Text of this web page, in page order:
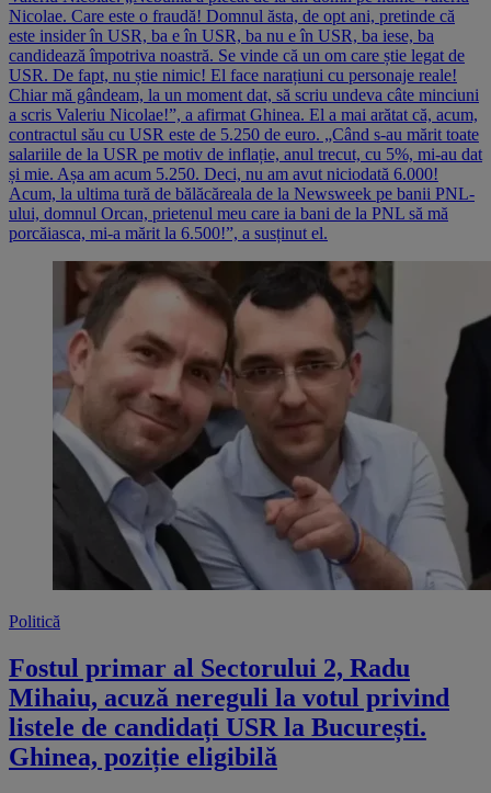
Nicolae. Care este o fraudă! Domnul ăsta, de opt ani, pretinde că
este insider în USR, ba e în USR, ba nu e în USR, ba iese, ba
candidează împotriva noastră. Se vinde că un om care știe legat de
USR. De fapt, nu știe nimic! El face narațiuni cu personaje reale!
Chiar mă gândeam, la un moment dat, să scriu undeva câte minciuni
a scris Valeriu Nicolae!”, a afirmat Ghinea. El a mai arătat că, acum,
contractul său cu USR este de 5.250 de euro. „Când s-au mărit toate
salariile de la USR pe motiv de inflație, anul trecut, cu 5%, mi-au dat
și mie. Așa am acum 5.250. Deci, nu am avut niciodată 6.000!
Acum, la ultima tură de bălăcăreala de la Newsweek pe banii PNL-
ului, domnul Orcan, prietenul meu care ia bani de la PNL să mă
porcăiasca, mi-a mărit la 6.500!”, a susținut el.
Politică
Fostul primar al Sectorului 2, Radu
Mihaiu, acuză nereguli la votul privind
listele de candidați USR la București.
Ghinea, poziție eligibilă